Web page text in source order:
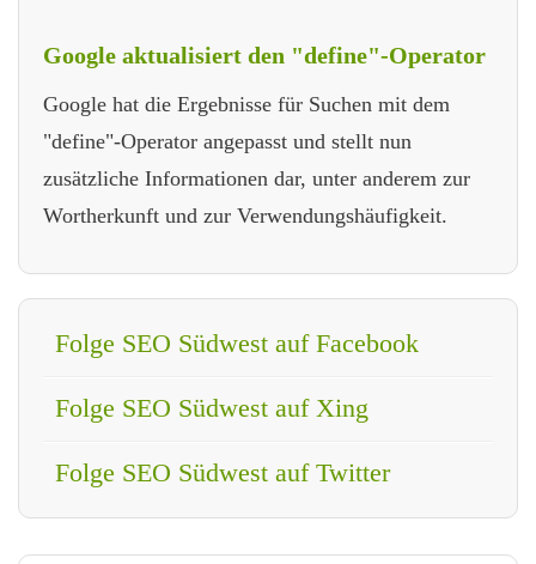
Google aktualisiert den "define"-Operator
Google hat die Ergebnisse für Suchen mit dem
"define"-Operator angepasst und stellt nun
zusätzliche Informationen dar, unter anderem zur
Wortherkunft und zur Verwendungshäufigkeit.
Folge SEO Südwest auf Facebook
Folge SEO Südwest auf Xing
Folge SEO Südwest auf Twitter